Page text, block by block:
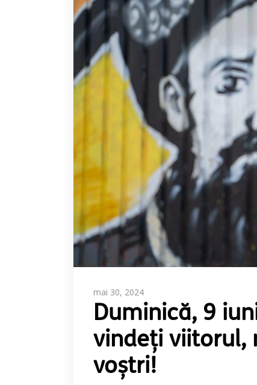
mai 30, 2024
Duminică, 9
vindeți viitorul,
voștri!